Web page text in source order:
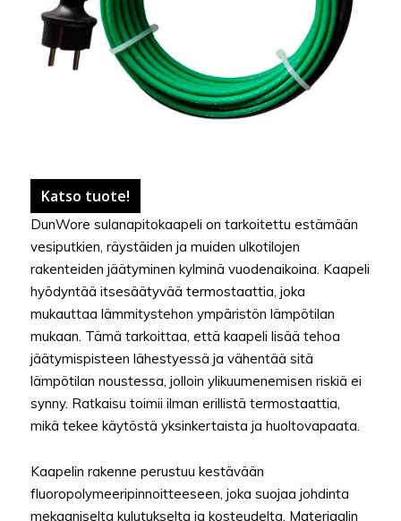
Katso tuote!
DunWore sulanapitokaapeli on tarkoitettu estämään
vesiputkien, räystäiden ja muiden ulkotilojen
rakenteiden jäätyminen kylminä vuodenaikoina. Kaapeli
hyödyntää itsesäätyvää termostaattia, joka
mukauttaa lämmitystehon ympäristön lämpötilan
mukaan. Tämä tarkoittaa, että kaapeli lisää tehoa
jäätymispisteen lähestyessä ja vähentää sitä
lämpötilan noustessa, jolloin ylikuumenemisen riskiä ei
synny. Ratkaisu toimii ilman erillistä termostaattia,
mikä tekee käytöstä yksinkertaista ja huoltovapaata.
Kaapelin rakenne perustuu kestävään
fluoropolymeeripinnoitteeseen, joka suojaa johdinta
mekaaniselta kulutukselta ja kosteudelta. Materiaalin